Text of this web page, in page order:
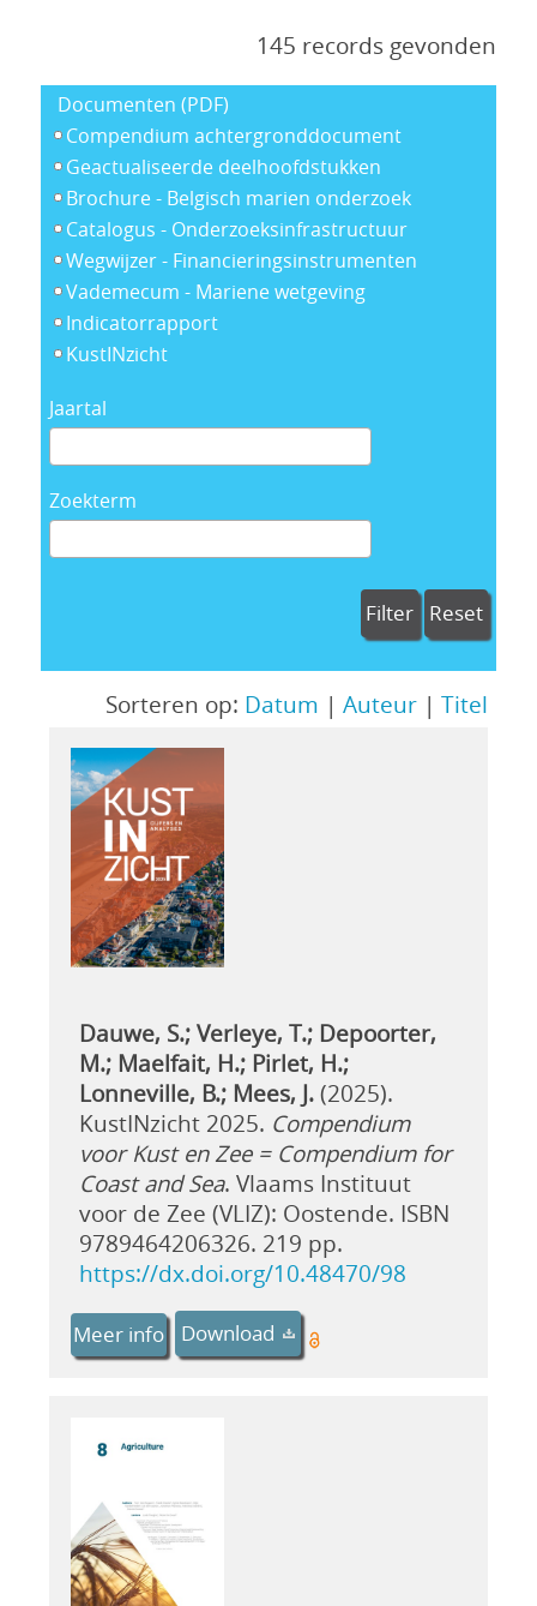
145 records gevonden
Documenten (PDF)
Compendium achtergronddocument
Geactualiseerde deelhoofdstukken
Brochure - Belgisch marien onderzoek
Catalogus - Onderzoeksinfrastructuur
Wegwijzer - Financieringsinstrumenten
Vademecum - Mariene wetgeving
Indicatorrapport
KustINzicht
Jaartal
Zoekterm
Filter Reset
Sorteren op: Datum | Auteur| Titel
Dauwe, S.; Verleye, T.; Depoorter,
M.; Maelfait, H.; Pirlet, H.;
Lonneville, B.; Mees, J.(2025).
KustINzicht 2025. Compendium
voor Kust en Zee = Compendium for
Coast and Sea. Vlaams Instituut
voor de Zee (VLIZ): Oostende. ISBN
9789464206326. 219 pp.
https://dx.doi.org/10.48470/98
Meer info Download